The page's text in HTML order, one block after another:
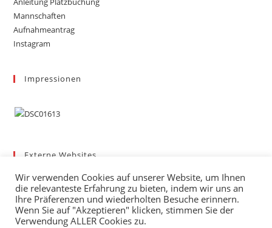
Mannschaften
Aufnahmeantrag
Instagram
Impressionen
Externe Websites
Gemeinde March
Wetter
mybigpoint
Wir verwenden Cookies auf unserer Website, um Ihnen
die relevanteste Erfahrung zu bieten, indem wir uns an
Ihre Präferenzen und wiederholten Besuche erinnern.
Wenn Sie auf "Akzeptieren" klicken, stimmen Sie der
Verwendung ALLER Cookies zu.